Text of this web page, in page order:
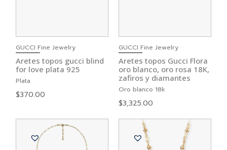
GUCCI Fine Jewelry
Aretes topos gucci blind
for love plata 925
Plata
$370.00
GUCCI Fine Jewelry
Aretes topos Gucci Flora
oro blanco, oro rosa 18K,
zafiros y diamantes
Oro blanco 18k
$3,325.00